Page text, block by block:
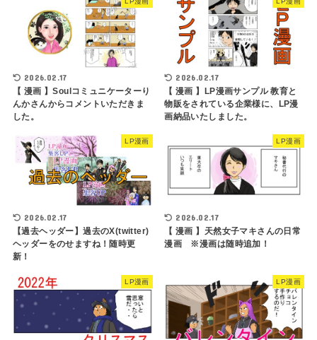
2026.02.17
【 漫画 】Soulコミュニケーターり
んかさんからコメントいただきま
した。
2026.02.17
【 漫画 】LP漫画サンプル 教育と
物販をされている企業様に、LP漫
画納品いたしました。
LP漫画
2026.02.17
【過去ヘッダー】過去のX(twitter)
ヘッダーをのせますね！随時更
新！
LP漫画
2026.02.17
【 漫画 】天然女子マキさんの日常
漫画 ※漫画は随時追加！
LP漫画 LP漫画